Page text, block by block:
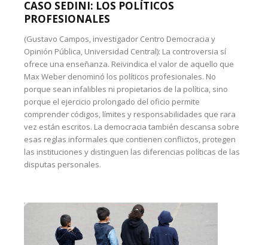
CASO SEDINI: LOS POLÍTICOS
PROFESIONALES
(Gustavo Campos, investigador Centro Democracia y
Opinión Pública, Universidad Central): La controversia sí
ofrece una enseñanza. Reivindica el valor de aquello que
Max Weber denominó los políticos profesionales. No
porque sean infalibles ni propietarios de la política, sino
porque el ejercicio prolongado del oficio permite
comprender códigos, límites y responsabilidades que rara
vez están escritos. La democracia también descansa sobre
esas reglas informales que contienen conflictos, protegen
las instituciones y distinguen las diferencias políticas de las
disputas personales.